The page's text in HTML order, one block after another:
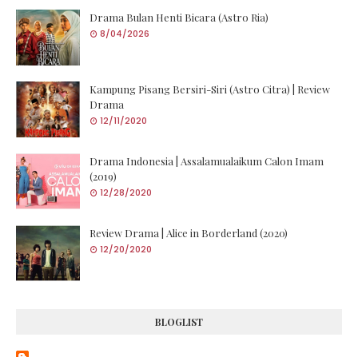
Drama Bulan Henti Bicara (Astro Ria)
8/04/2026
Kampung Pisang Bersiri-Siri (Astro Citra) | Review
Drama
12/11/2020
Drama Indonesia | Assalamualaikum Calon Imam
(2019)
12/28/2020
Review Drama | Alice in Borderland (2020)
12/20/2020
BLOGLIST